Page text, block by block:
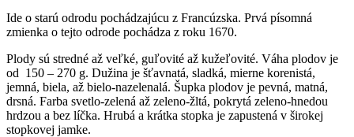
Ide o starú odrodu pochádzajúcu z Francúzska. Prvá písomná
zmienka o tejto odrode pochádza z roku 1670.
Plody sú stredné až veľké, guľovité až kužeľovité. Váha plodov je
od 150 – 270 g. Dužina je šťavnatá, sladká, mierne korenistá,
jemná, biela, až bielo-nazelenalá. Šupka plodov je pevná, matná,
drsná. Farba svetlo-zelená až zeleno-žltá, pokrytá zeleno-hnedou
hrdzou a bez líčka. Hrubá a krátka stopka je zapustená v širokej
stopkovej jamke.